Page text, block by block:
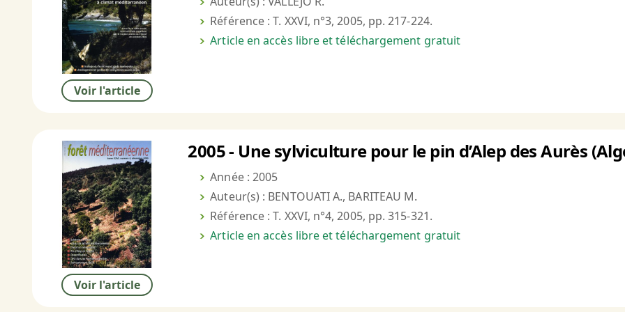
Voir l'article
Référence : T. XXVI, n°3, 2005, pp. 217-224.
Article en accès libre et téléchargement gratuit
Voir l'article
2005 - Une sylviculture pour le pin d’Alep des Aurès
Année : 2005
Auteur(s) : BENTOUATI A., BARITEAU M.
Référence : T. XXVI, n°4, 2005, pp. 315-321.
Article en accès libre et téléchargement gratuit